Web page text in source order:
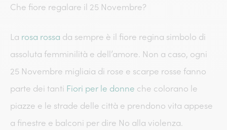
Che fiore regalare il 25 Novembre?
La rosa rossa da sempre è il fiore regina simbolo di
assoluta femminilità e dell’amore. Non a caso, ogni
25 Novembre migliaia di rose e scarpe rosse fanno
parte dei tanti Fiori per le donne che colorano le
piazze e le strade delle città e prendono vita appese
a finestre e balconi per dire No alla violenza.